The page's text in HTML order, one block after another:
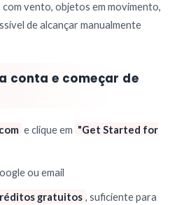
com vento, objetos em movimento,
de alcançar manualmente
conta e começar de
e clique em "Get Started for
ou email
gratuitos , suficiente para